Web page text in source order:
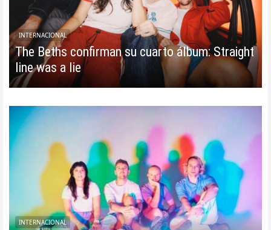
INTERNACIONAL
The Beths confirman su cuarto álbum: Straight
line was a lie
INTERNACIONAL